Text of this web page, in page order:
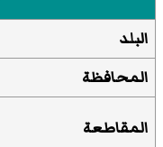
البلد
المحافظة
المقاطعة